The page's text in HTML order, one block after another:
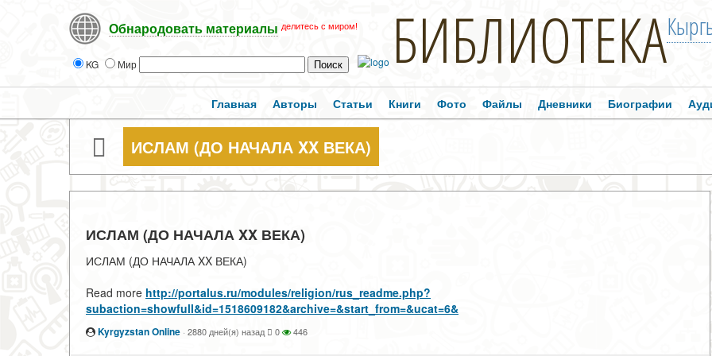
Обнародовать материалы делитесь с миром!
KG Мир БИБЛИОТЕКА
Главная Авторы Статьи Книги Фото Файлы Дневники Биографии
ИСЛАМ (ДО НАЧАЛА XX ВЕКА)
ИСЛАМ (ДО НАЧАЛА XX ВЕКА)
ИСЛАМ (ДО НАЧАЛА XX ВЕКА)
Read more http://portalus.ru/modules/religion/rus_readme.php?
subaction=showfull&id=1518609182&archive=&start_from=&ucat=6&
Kyrgyzstan Online · 2880 дней(я) назад 0 446